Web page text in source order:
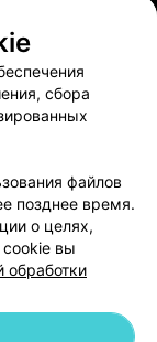
сбора
файлов
позднее время.
о целях,
cookie вы
обработки